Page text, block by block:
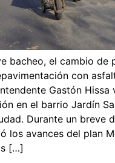
bacheo, el cambio de
con
Gastón
en el barrio Jardín
Durante un breve
los avances del plan
[…]